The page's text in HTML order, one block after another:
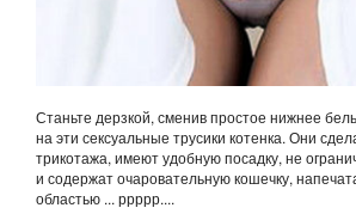
Станьте дерзкой, сменив простое нижнее
на эти сексуальные трусики котенка. Они
трикотажа, имеют удобную посадку, не
и содержат очаровательную кошечку,
областью ... ррррр....